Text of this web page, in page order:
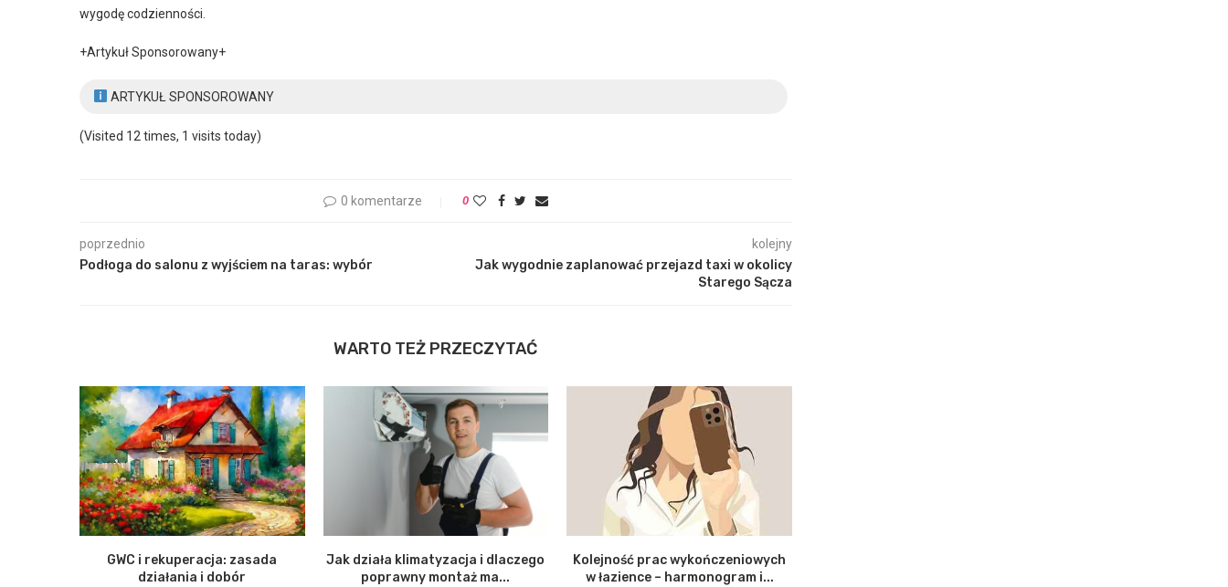
wygodę codzienności.
+Artykuł Sponsorowany+
ARTYKUŁ SPONSOROWANY
(Visited 12 times, 1 visits today)
0 komentarze 0
poprzednio
Podłoga do salonu z wyjściem na taras: wybór
kolejny
Jak wygodnie zaplanować przejazd taxi w okolicy
Starego Sącza
WARTO TEŻ PRZECZYTAĆ
GWC i rekuperacja: zasada
działania i dobór
Jak działa klimatyzacja i dlaczego
poprawny montaż ma...
Kolejność prac wykończeniowych
w łazience – harmonogram i...